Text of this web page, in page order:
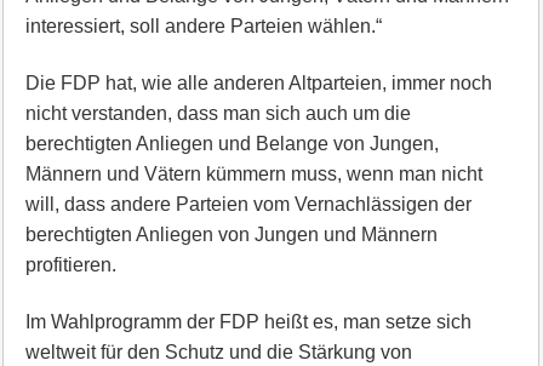
interessiert, soll andere Parteien wählen.“
Die FDP hat, wie alle anderen Altparteien, immer noch
nicht verstanden, dass man sich auch um die
berechtigten Anliegen und Belange von Jungen,
Männern und Vätern kümmern muss, wenn man nicht
will, dass andere Parteien vom Vernachlässigen der
berechtigten Anliegen von Jungen und Männern
profitieren.
Im Wahlprogramm der FDP heißt es, man setze sich
weltweit für den Schutz und die Stärkung von